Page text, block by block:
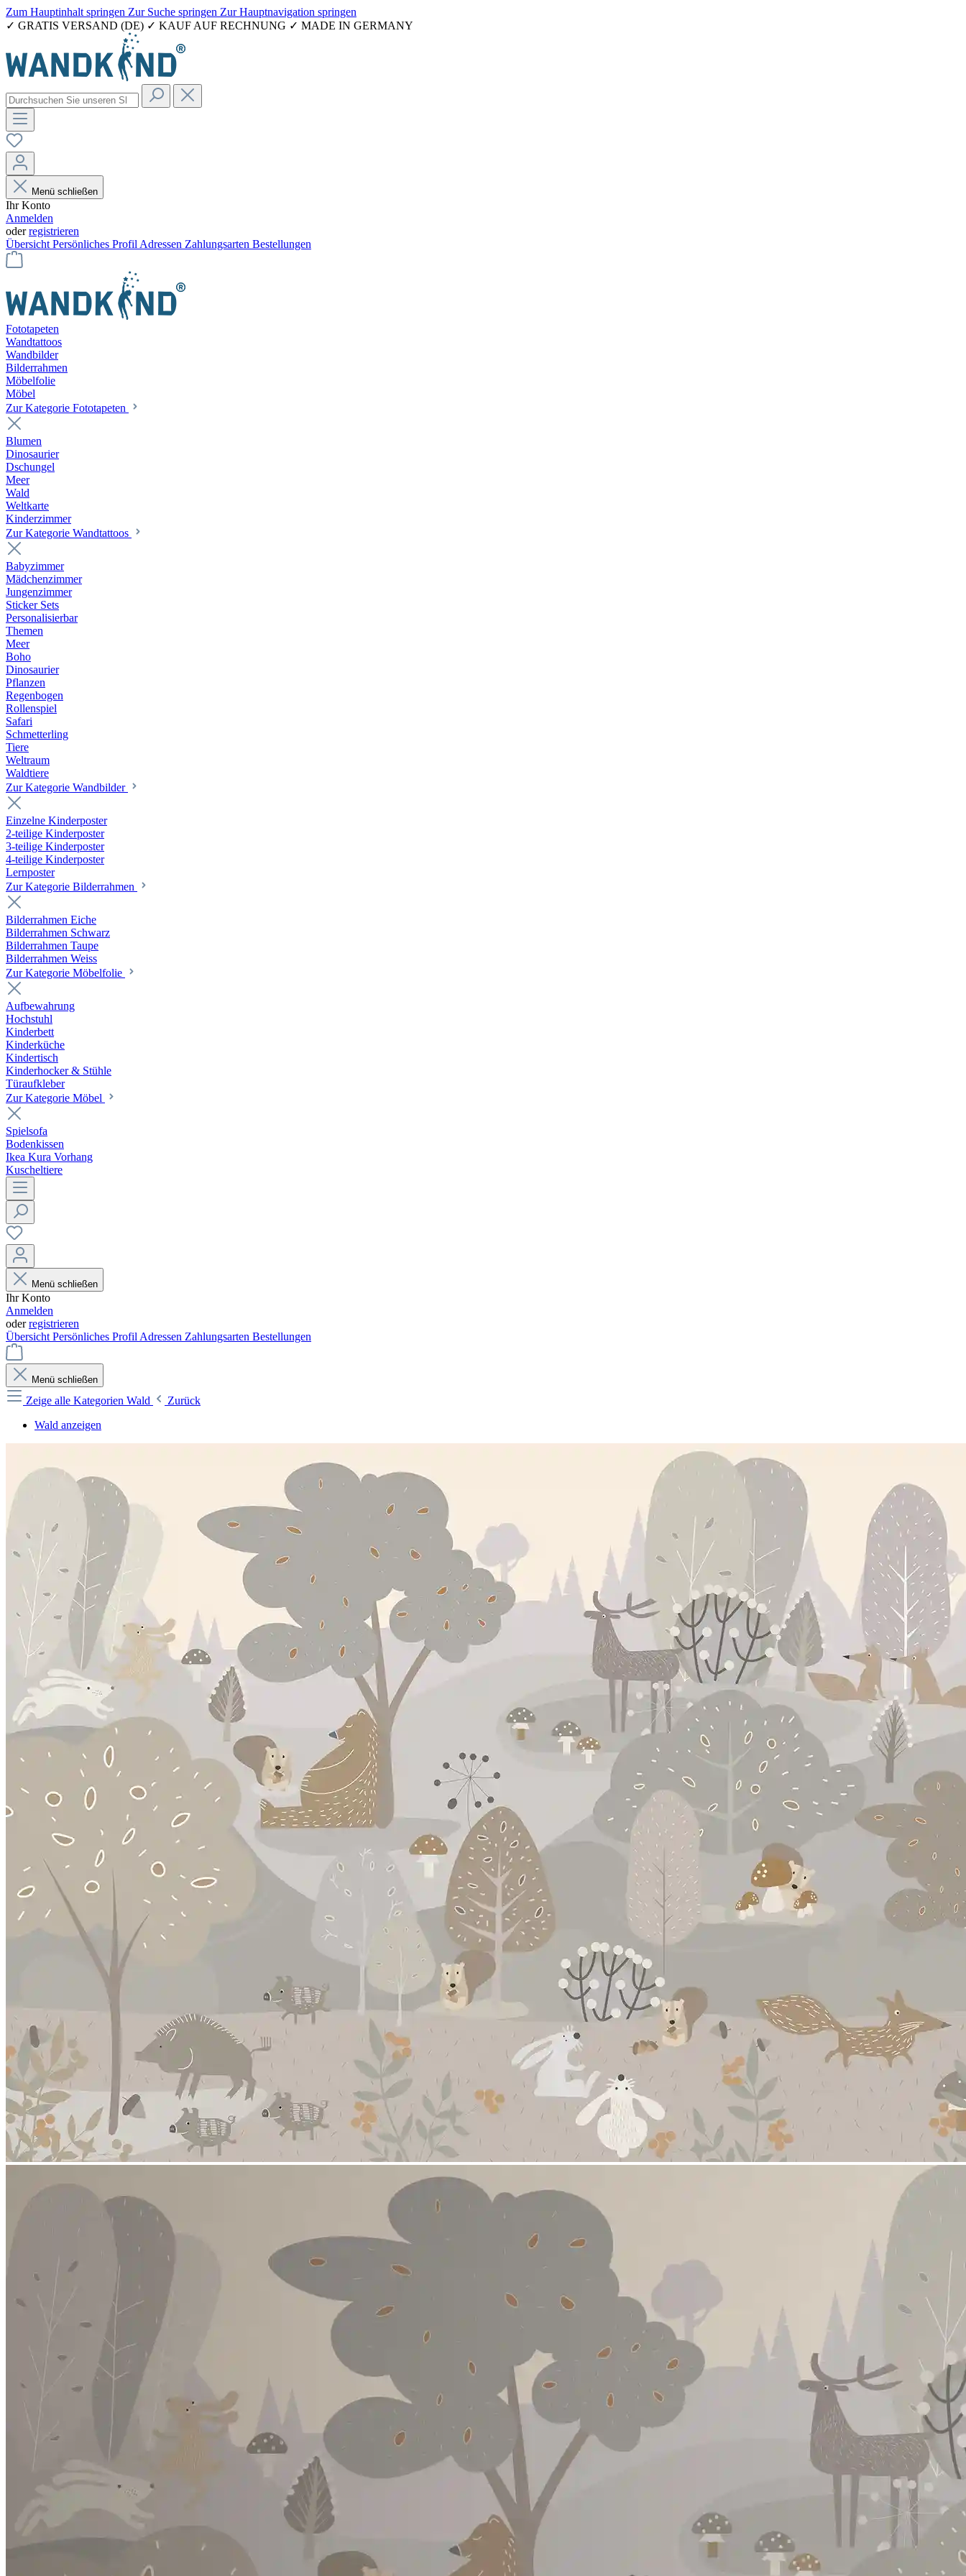
Zum Hauptinhalt springen Zur Suche springen Zur Hauptnavigation springen
✓ GRATIS VERSAND (DE) ✓ KAUF AUF RECHNUNG ✓ MADE IN GERMANY
Menü schließen
Ihr Konto
Anmelden
oderregistrieren
Übersicht Persönliches Profil Adressen Zahlungsarten Bestellungen
Fototapeten
Wandtattoos
Wandbilder
Bilderrahmen
Möbelfolie
Möbel
Zur Kategorie Fototapeten
Blumen
Dinosaurier
Dschungel
Meer
Wald
Weltkarte
Kinderzimmer
Zur Kategorie Wandtattoos
Babyzimmer
Mädchenzimmer
Jungenzimmer
Sticker Sets
Personalisierbar
Themen
Meer
Boho
Dinosaurier
Pflanzen
Regenbogen
Rollenspiel
Safari
Schmetterling
Tiere
Weltraum
Waldtiere
Zur Kategorie Wandbilder
Einzelne Kinderposter
2-teilige Kinderposter
3-teilige Kinderposter
4-teilige Kinderposter
Lernposter
Zur Kategorie Bilderrahmen
Bilderrahmen Eiche
Bilderrahmen Schwarz
Bilderrahmen Taupe
Bilderrahmen Weiss
Zur Kategorie Möbelfolie
Aufbewahrung
Hochstuhl
Kinderbett
Kinderküche
Kindertisch
Kinderhocker & Stühle
Türaufkleber
Zur Kategorie Möbel
Spielsofa
Bodenkissen
Ikea Kura Vorhang
Kuscheltiere
Menü schließen
Ihr Konto
Anmelden
oderregistrieren
Übersicht Persönliches Profil Adressen Zahlungsarten Bestellungen
Menü schließen
Zeige alle Kategorien Wald
Zurück
Wald anzeigen